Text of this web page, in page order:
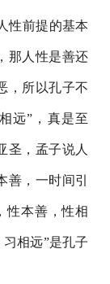
性前提的基本
那人性是善还
，所以孔子不
远”，真是至
圣，孟子说人
，一时间引
性本善，性相
相远”是孔子